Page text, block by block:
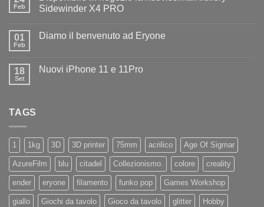
il
benvenuto
Feb
Sidewinder X4 PRO
su
la
nuovissima
01
Feb
Diamo il benvenuto ad Eryone
Diamo
18
Set
Nuovi iPhone 11 e 11Pro
TAGS
1 1kg 3D 3D printer 75mm acrilico Age Of Sigmar
AzureFilm blu citadel Collezionismo. colore creality
ender eryone filamento funko pop Games Workshop
giallo Giochi da tavolo Gioco da tavolo glitter Hobby